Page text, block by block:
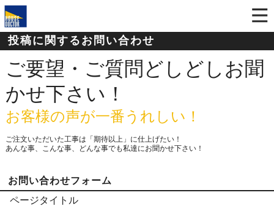
投稿に関するお問い合わせ
ご要望・ご質問どしどしお聞
かせ下さい！
お客様の声が一番うれしい！
ご注文いただいた工事は「期待以上」に仕上げたい！
あんな事、こんな事、どんな事でも私達にお聞かせ下さい！
お問い合わせフォーム
ページタイトル